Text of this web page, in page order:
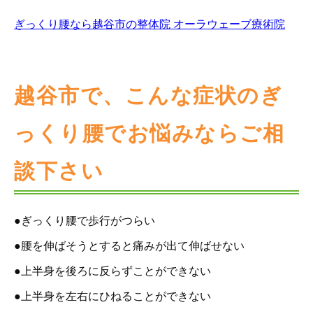
ぎっくり腰なら越谷市の整体院 オーラウェーブ療術院
越谷市で、こんな症状のぎ
っくり腰でお悩みならご相
談下さい
●ぎっくり腰で歩行がつらい
●腰を伸ばそうとすると痛みが出て伸ばせない
●上半身を後ろに反らずことができない
●上半身を左右にひねることができない